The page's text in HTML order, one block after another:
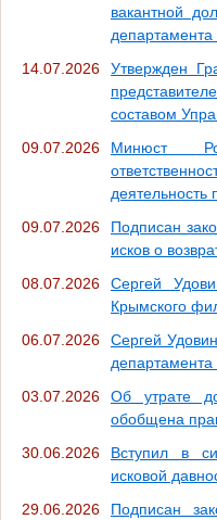
вакантной
14.07.2026
Утвержден
составом
09.07.2026
Минюст
деятельность
09.07.2026
Подписан
исков о
08.07.2026
Сергей
Крымского
06.07.2026
Сергей
03.07.2026
Об утрате
обобщена
30.06.2026
Вступил в
исковой
29.06.2026
Подписан